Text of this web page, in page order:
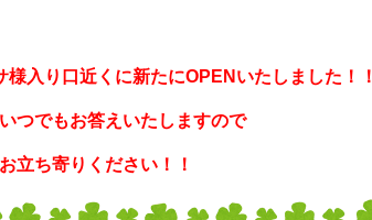
入り口近くに新たにOPENいたしました！！
つでもお答えいたしますので
立ち寄りください！！